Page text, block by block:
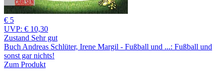
€ 5
UVP: € 10,30
Zustand Sehr gut
Buch Andreas Schlüter, Irene Margil - Fußball und ...: Fußball und
sonst gar nichts!
Zum Produkt